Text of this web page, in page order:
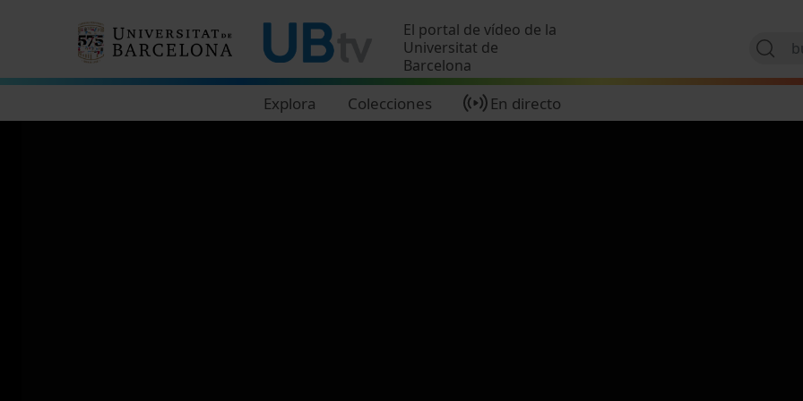
El portal de vídeo de la
Universitat de
Barcelona
Explora Colecciones En directo